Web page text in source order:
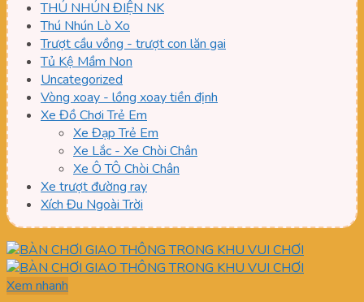
THÚ NHÚN ĐIỆN NK
Thú Nhún Lò Xo
Trượt cầu vồng - trượt con lăn gai
Tủ Kệ Mầm Non
Uncategorized
Vòng xoay - lồng xoay tiền định
Xe Đồ Chơi Trẻ Em
Xe Đạp Trẻ Em
Xe Lắc - Xe Chòi Chân
Xe Ô TÔ Chòi Chân
Xe trượt đường ray
Xích Đu Ngoài Trời
Xem nhanh